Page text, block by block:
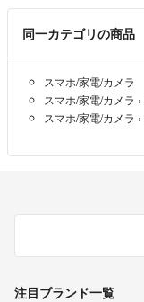
同一カテゴリの商品
スマホ/家電/カメラ
スマホ/家電/カメラ ›
スマホ/家電/カメラ ›
注目ブランド一覧